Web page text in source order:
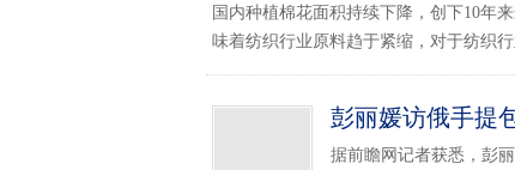
国内种植棉花面积持续下降，创下10年
味着纺织行业原料趋于紧缩，对于纺织
彭丽媛访俄手提
据前瞻网记者获悉，彭